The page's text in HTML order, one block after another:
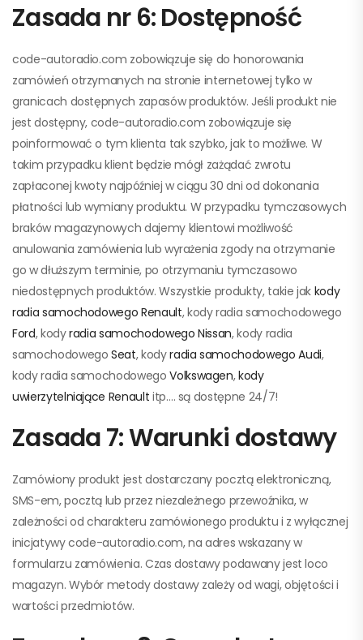
Zasada nr 6: Dostępność
code-autoradio.com zobowiązuje się do honorowania
zamówień otrzymanych na stronie internetowej tylko w
granicach dostępnych zapasów produktów. Jeśli produkt nie
jest dostępny, code-autoradio.com zobowiązuje się
poinformować o tym klienta tak szybko, jak to możliwe. W
takim przypadku klient będzie mógł zażądać zwrotu
zapłaconej kwoty najpóźniej w ciągu 30 dni od dokonania
płatności lub wymiany produktu. W przypadku tymczasowych
braków magazynowych dajemy klientowi możliwość
anulowania zamówienia lub wyrażenia zgody na otrzymanie
go w dłuższym terminie, po otrzymaniu tymczasowo
niedostępnych produktów. Wszystkie produkty, takie jak kody
radia samochodowego Renault, kody radia samochodowego
Ford, kodyradia samochodowego Nissan, kody radia
samochodowegoSeat, kodyradia samochodowego Audi,
kody radia samochodowegoVolkswagen,kody
uwierzytelniające Renault itp…. są dostępne 24/7!
Zasada 7: Warunki dostawy
Zamówiony produkt jest dostarczany pocztą elektroniczną,
SMS-em, pocztą lub przez niezależnego przewoźnika, w
zależności od charakteru zamówionego produktu i z wyłącznej
inicjatywy code-autoradio.com, na adres wskazany w
formularzu zamówienia. Czas dostawy podawany jest loco
magazyn. Wybór metody dostawy zależy od wagi, objętości i
wartości przedmiotów.